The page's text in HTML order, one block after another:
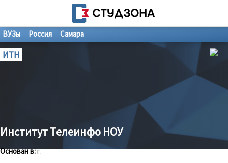
ВУЗы Россия Самара
ИТН
Институт Телеинфо НОУ
Основан в:г.